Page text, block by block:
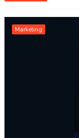
Marketing